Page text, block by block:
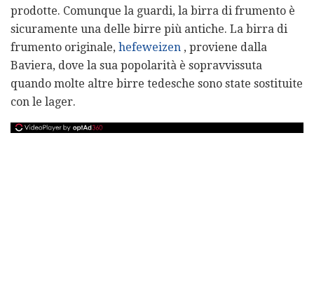
prodotte. Comunque la guardi, la birra di frumento è
sicuramente una delle birre più antiche. La birra di
frumento originale, hefeweizen , proviene dalla
Baviera, dove la sua popolarità è sopravvissuta
quando molte altre birre tedesche sono state sostituite
con le lager.